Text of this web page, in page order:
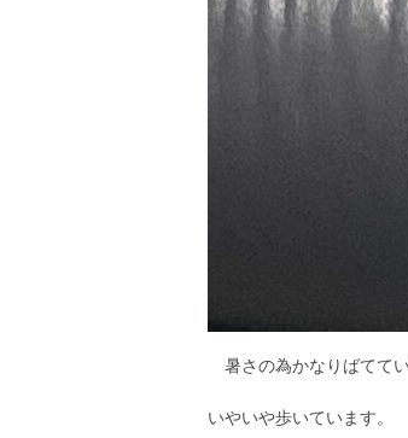
暑さの為かなりばてて
いやいや歩いています。